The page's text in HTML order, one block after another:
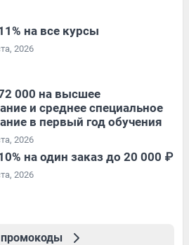
на все курсы
2026
000 на высшее
и среднее специальное
в первый год обучения
2026
на один заказ до 20 000 ₽
2026
промокоды